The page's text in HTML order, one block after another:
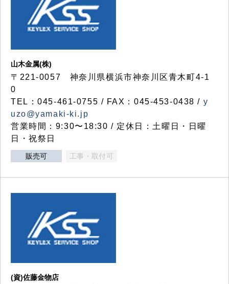
山木金属(株)
〒221-0057 神奈川県横浜市神奈川区青木町4-1
0
TEL：045-461-0755 / FAX：045-453-0438 / y
uzo@yamaki-ki.jp
営業時間：9:30〜18:30 / 定休日：土曜日・日曜
日・祝祭日
販売可 工事・取付可
(資)佐藤金物店